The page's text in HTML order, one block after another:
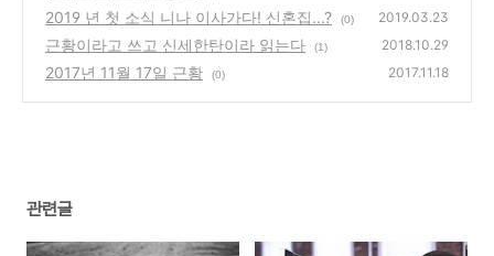
2019 년 첫 소식 니나 이사가다! 신혼집...? (0) 2019.03.23
근황이라고 쓰고 신세한탄이라 읽는다 (1) 2018.10.29
2017년 11월 17일 근황 (0) 2017.11.18
관련글